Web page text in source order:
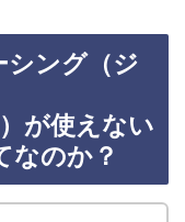
シング（ジ
が使えない
なのか？